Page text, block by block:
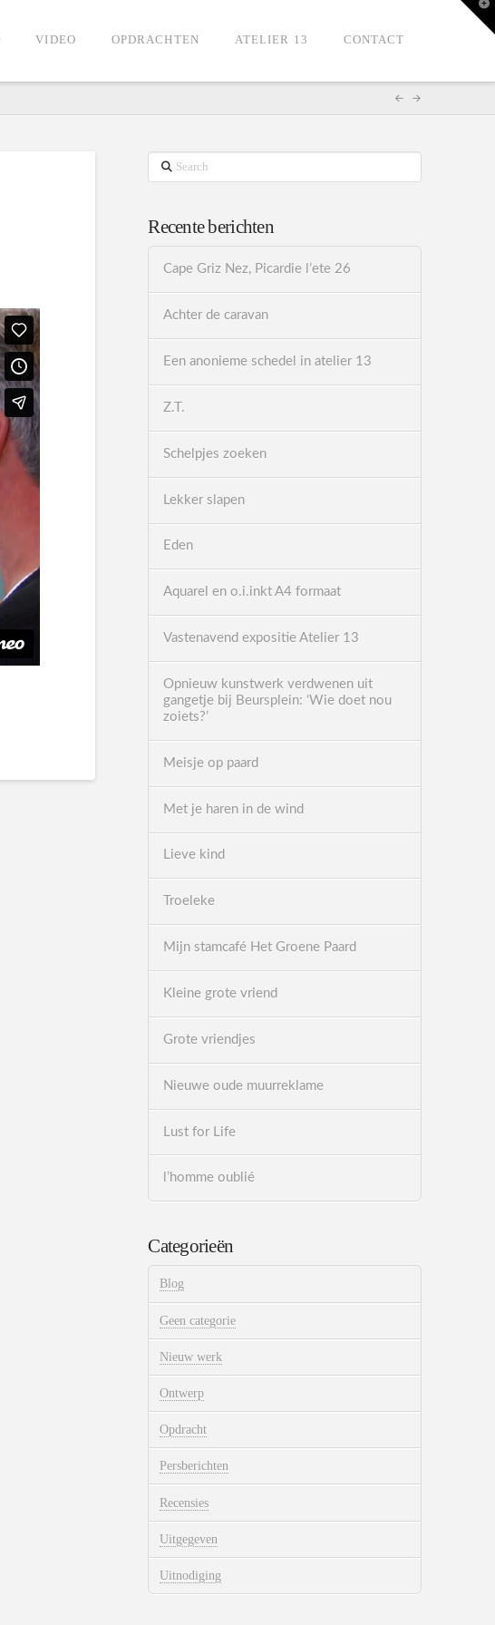
VIDEO OPDRACHTEN ATELIER 13 CONTACT
Search
Recente berichten
Cape Griz Nez, Picardie l’ete 26
Achter de caravan
Een anonieme schedel in atelier 13
Z.T.
Schelpjes zoeken
Lekker slapen
Eden
Aquarel en o.i.inkt A4 formaat
Vastenavend expositie Atelier 13
Opnieuw kunstwerk verdwenen uit
gangetje bij Beursplein: ‘Wie doet nou
zoiets?’
Meisje op paard
Met je haren in de wind
Lieve kind
Troeleke
Mijn stamcafé Het Groene Paard
Kleine grote vriend
Grote vriendjes
Nieuwe oude muurreklame
Lust for Life
l’homme oublié
Categorieën
Blog
Geen categorie
Nieuw werk
Ontwerp
Opdracht
Persberichten
Recensies
Uitgegeven
Uitnodiging